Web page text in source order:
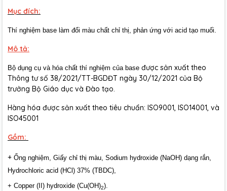
Mục đích:
Thí nghiệm base làm đổi màu chất chỉ thị, phản ứng với acid tạo muối.
Mô tả:
Bộ dụng cụ và hóa chất thí nghiệm của base được sản xuất theo
Thông tư số 38/2021/TT-BGDĐT ngày 30/12/2021 của Bộ
trưởng Bộ Giáo dục và Đào tạo.
Hàng hóa được sản xuất theo tiêu chuẩn: ISO9001, ISO14001, và
ISO45001
Gồm:
+ Ống nghiệm, Giấy chỉ thị màu, Sodium hydroxide (NaOH) dạng rắn,
Hydrochloric acid (HCl) 37% (TBDC),
+ Copper (II) hydroxide (Cu(OH)2).